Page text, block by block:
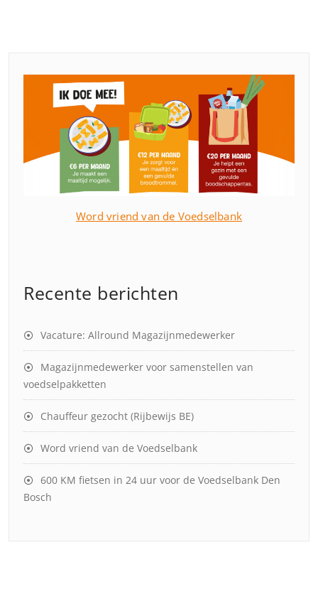
Word vriend van de Voedselbank
Recente berichten
Vacature: Allround Magazijnmedewerker
Magazijnmedewerker voor samenstellen van
voedselpakketten
Chauffeur gezocht (Rijbewijs BE)
Word vriend van de Voedselbank
600 KM fietsen in 24 uur voor de Voedselbank Den
Bosch